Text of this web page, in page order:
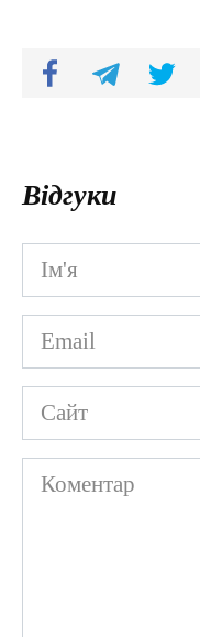
Відгуки
Ім'я
*
Email
*
Сайт
Коментар